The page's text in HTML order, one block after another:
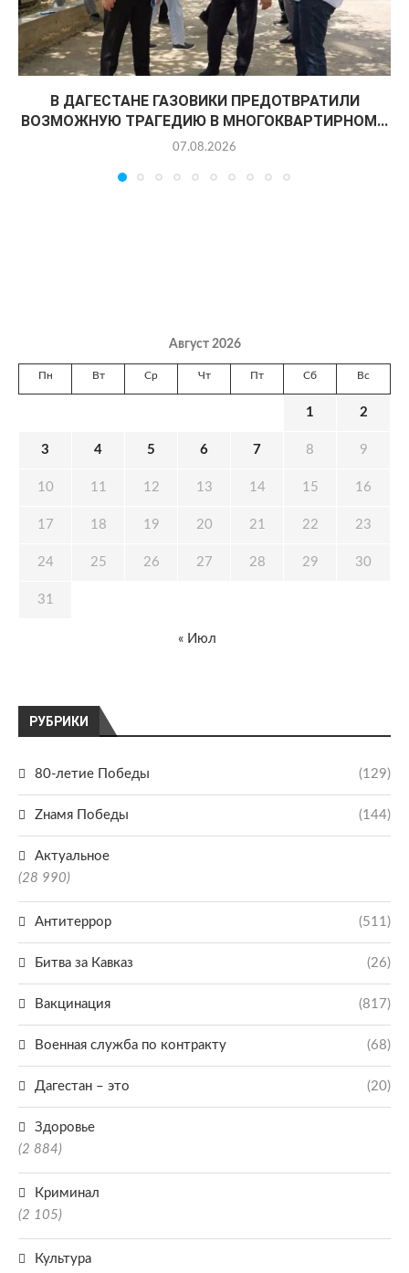
В ДАГЕСТАНЕ ГАЗОВИКИ ПРЕДОТВРАТИЛИ
ВОЗМОЖНУЮ ТРАГЕДИЮ В МНОГОКВАРТИРНОМ...
07.08.2026
РУБРИКИ
80-летие Победы (129)
Zнамя Победы (144)
Актуальное
(28 990)
Антитеррор (511)
Битва за Кавказ (26)
Вакцинация (817)
Военная служба по контракту (68)
Дагестан – это (20)
Здоровье
(2 884)
Криминал
(2 105)
Культура
Август 2026
Пн Вт Ср Чт Пт Сб Вс
1 2
3 4 5 6 7 8 9
10 11 12 13 14 15 16
17 18 19 20 21 22 23
24 25 26 27 28 29 30
31
« Июл